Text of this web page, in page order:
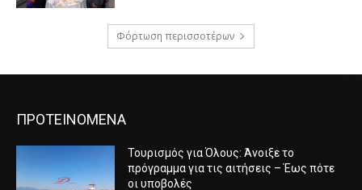
Φόρτωση περισσοτέρων
ΠΡΟΤΕΙΝΟΜΕΝΑ
Τουρισμός για Όλους: Άνοιξε το
πρόγραμμα για τις αιτήσεις – Έως πότε
οι υποβολές